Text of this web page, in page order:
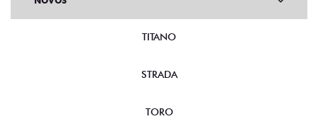
TITANO
STRADA
TORO